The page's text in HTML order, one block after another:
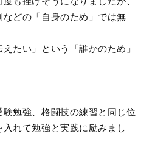
どの「自身のため」では無
えたい」という「誰かのため」
勉強、格闘技の練習と同じ位
れて勉強と実践に励みまし